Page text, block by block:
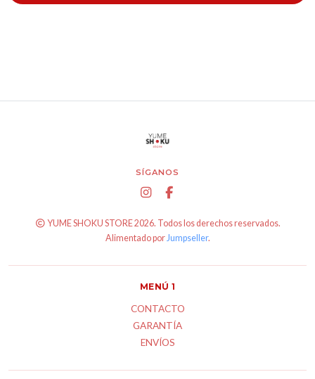
SÍGANOS
YUME SHOKU STORE 2026. Todos los derechos reservados.
Alimentado porJumpseller.
MENÚ 1
CONTACTO
GARANTÍA
ENVÍOS